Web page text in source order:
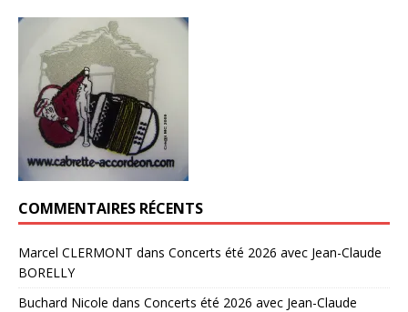
COMMENTAIRES RÉCENTS
Marcel CLERMONT dans Concerts été 2026 avec Jean-Claude
BORELLY
Buchard Nicole dans Concerts été 2026 avec Jean-Claude